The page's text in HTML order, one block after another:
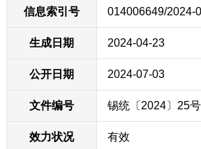
信息索引号 014006649/2024-
生成日期 2024-04-23
公开日期 2024-07-03
文件编号 锡统〔2024〕25号
效力状况 有效